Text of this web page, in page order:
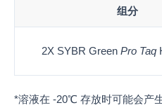
组分
2X SYBR Green Pro Taq
*溶液在 -20℃ 存放时可能会产